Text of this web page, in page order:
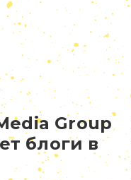
Group
блоги в